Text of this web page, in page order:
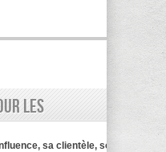
les
sa clientèle, son